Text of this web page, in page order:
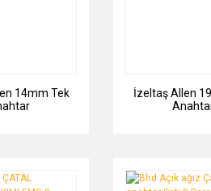
14mm Tek
İzeltaş Allen